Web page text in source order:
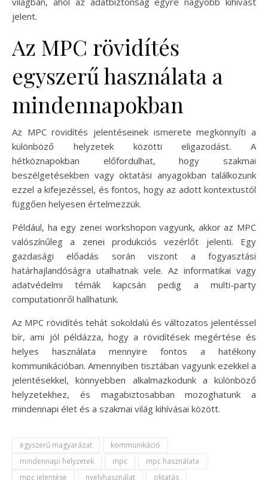
jelent.
Az MPC rövidítés
egyszerű használata a
mindennapokban
Az MPC rövidítés jelentéseinek ismerete megkönnyíti a
különböző helyzetek közötti eligazodást. A
hétköznapokban előfordulhat, hogy szakmai
beszélgetésekben vagy oktatási anyagokban találkozunk
ezzel a kifejezéssel, és fontos, hogy az adott kontextustól
függően helyesen értelmezzük.
Például, ha egy zenei workshopon vagyunk, akkor az MPC
valószínűleg a zenei produkciós vezérlőt jelenti. Egy
gazdasági előadás során viszont a fogyasztási
határhajlandóságra utalhatnak vele. Az informatikai vagy
adatvédelmi témák kapcsán pedig a multi-party
computationről hallhatunk.
Az MPC rövidítés tehát sokoldalú és változatos jelentéssel
bír, ami jól példázza, hogy a rövidítések megértése és
helyes használata mennyire fontos a hatékony
kommunikációban. Amennyiben tisztában vagyunk ezekkel a
jelentésekkel, könnyebben alkalmazkodunk a különböző
helyzetekhez, és magabiztosabban mozoghatunk a
mindennapi élet és a szakmai világ kihívásai között.
egyszerű magyarázat
kommunikáció
mindennapi helyzetek
mpc
mpc használata
mpc jelentése
nyelvhasználat
oktatás